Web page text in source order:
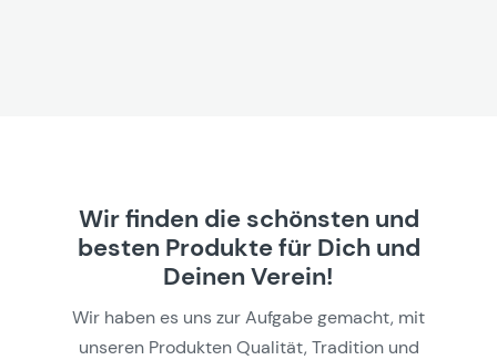
Wir finden die schönsten und
besten Produkte für Dich und
Deinen Verein!
Wir haben es uns zur Aufgabe gemacht, mit
unseren Produkten Qualität, Tradition und